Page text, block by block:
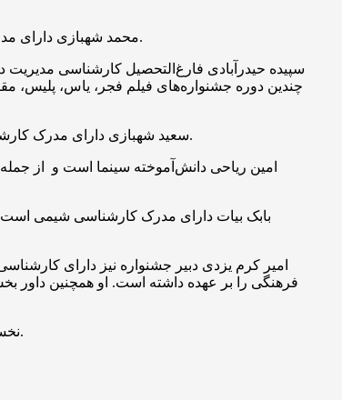
محمد شهبازی دارای مدرک کارشناسی سینما و تهیه‌کننده سینما است. او همچنین عضو شورای سیاست‌گذاری جشنواره بین‌المللی فیلم و عکس ۵ (یادبود کیارستمی) بوده است.
چندین دوره جشنواره‌های فیلم فجر، یاس، پلیس،
سعید شهبازی دارای مدرک کارشناسی سینما و تهیه‌کننده حوزه نمایش خانگی است. او عضو شورای سیاست‌گذاری جشنواره بین‌المللی فیلم و عکس ۵ (یادبود کیارستمی) نیز بوده است.
امین ریاحی دانش‌آموخته سینما است و از
بابک بیات دارای مدرک کارشناسی شیمی است.
امیر کرم یزدی دبیر جشنواره نیز دارای
فرهنگی را بر عهده داشته است. او همچنین داور
نخستین جشنواره ملی فیلم، تئاتر و هنرهای تجسمی زنان و خانواده به همت شبکه تعاون و تجارت ایران و دبیری امیر کرم یزدی شهریورماه برگزار می‌شود.